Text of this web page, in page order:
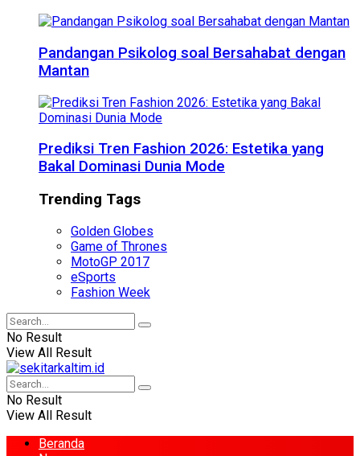
Pandangan Psikolog soal Bersahabat dengan
Mantan
Prediksi Tren Fashion 2026: Estetika yang
Bakal Dominasi Dunia Mode
Trending Tags
Golden Globes
Game of Thrones
MotoGP 2017
eSports
Fashion Week
No Result
View All Result
No Result
View All Result
Beranda